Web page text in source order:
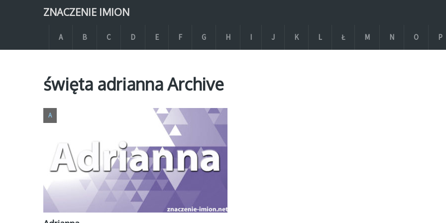
ZNACZENIE IMION
A B C D E F G H I J K L Ł M N O P
święta adrianna Archive
A